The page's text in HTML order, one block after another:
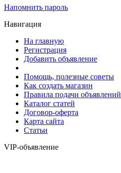
Напомнить пароль
Навигация
На главную
Регистрация
Добавить объявление
Помощь, полезные советы
Как создать магазин
Правила подачи объявлений
Каталог статей
Договор-оферта
Карта сайта
Статьи
VIP-объявление